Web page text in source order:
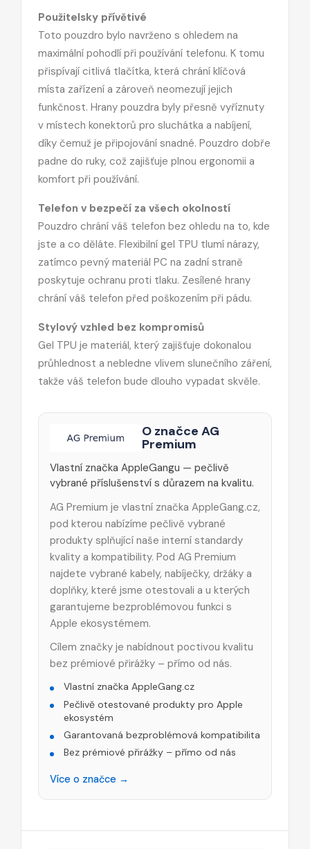
Použitelsky přívětivé
Toto pouzdro bylo navrženo s ohledem na
maximální pohodlí při používání telefonu. K tomu
přispívají citlivá tlačítka, která chrání klíčová
místa zařízení a zároveň neomezují jejich
funkčnost. Hrany pouzdra byly přesně vyříznuty
v místech konektorů pro sluchátka a nabíjení,
díky čemuž je připojování snadné. Pouzdro dobře
padne do ruky, což zajišťuje plnou ergonomii a
komfort při používání.
Telefon v bezpečí za všech okolností
Pouzdro chrání váš telefon bez ohledu na to, kde
jste a co děláte. Flexibilní gel TPU tlumí nárazy,
zatímco pevný materiál PC na zadní straně
poskytuje ochranu proti tlaku. Zesílené hrany
chrání váš telefon před poškozením při pádu.
Stylový vzhled bez kompromisů
Gel TPU je materiál, který zajišťuje dokonalou
průhlednost a nebledne vlivem slunečního záření,
takže váš telefon bude dlouho vypadat skvěle.
O značce AG
Premium
Vlastní značka AppleGangu — pečlivě
vybrané příslušenství s důrazem na kvalitu.
AG Premium je vlastní značka AppleGang.cz,
pod kterou nabízíme pečlivě vybrané
produkty splňující naše interní standardy
kvality a kompatibility. Pod AG Premium
najdete vybrané kabely, nabíječky, držáky a
doplňky, které jsme otestovali a u kterých
garantujeme bezproblémovou funkci s
Apple ekosystémem.
Cílem značky je nabídnout poctivou kvalitu
bez prémiové přirážky – přímo od nás.
Vlastní značka AppleGang.cz
Pečlivě otestované produkty pro Apple
ekosystém
Garantovaná bezproblémová kompatibilita
Bez prémiové přirážky – přímo od nás
Více o značce →